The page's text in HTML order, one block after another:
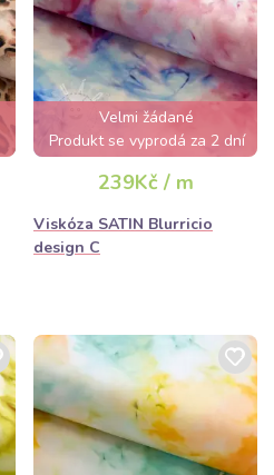
Velmi žádané
Produkt se vyprodá za 2 dní
239Kč / m
Viskóza SATIN Blurricio
design C